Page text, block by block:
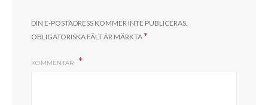
DIN E-POSTADRESS KOMMER INTE PUBLICERAS.
OBLIGATORISKA FÄLT ÄR MÄRKTA*
KOMMENTAR